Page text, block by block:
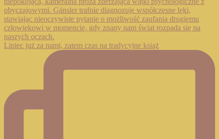
Lipiec już za nami, zatem czas na tradycyjne książ